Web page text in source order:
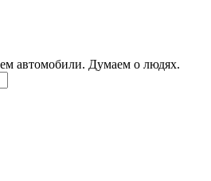
автомобили. Думаем о людях.